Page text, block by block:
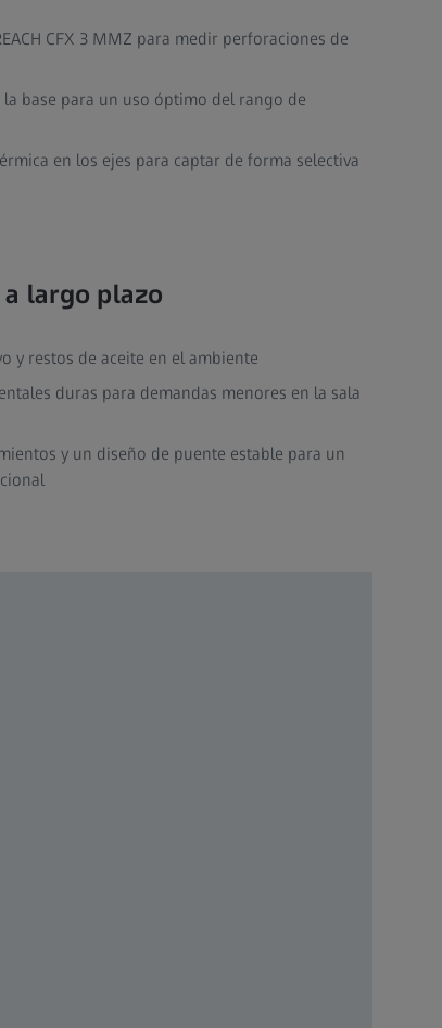
CFX 3 MMZ para medir perforaciones de
base para un uso óptimo del rango de
en los ejes para captar de forma selectiva
largo plazo
y restos de aceite en el ambiente
duras para demandas menores en la sala
y un diseño de puente estable para un